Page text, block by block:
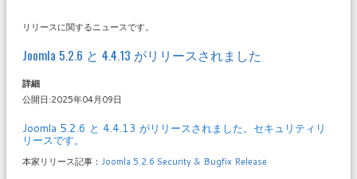
リリースに関するニュースです。
Joomla 5.2.6 と 4.4.13 がリリースされました
詳細
公開日:2025年04月09日
Joomla 5.2.6 と 4.4.13 がリリースされました。セキュリティリ
リースです。
本家リリース記事： Joomla 5.2.6 Security & Bugfix Release